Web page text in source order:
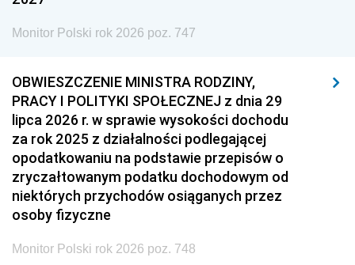
Monitor Polski rok 2026 poz. 747
OBWIESZCZENIE MINISTRA RODZINY,
PRACY I POLITYKI SPOŁECZNEJ z dnia 29
lipca 2026 r. w sprawie wysokości dochodu
za rok 2025 z działalności podlegającej
opodatkowaniu na podstawie przepisów o
zryczałtowanym podatku dochodowym od
niektórych przychodów osiąganych przez
osoby fizyczne
Monitor Polski rok 2026 poz. 748